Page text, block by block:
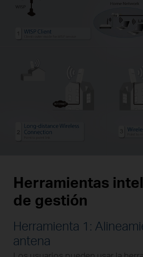
Herramientas
de gestión
Herramienta 1:
antena